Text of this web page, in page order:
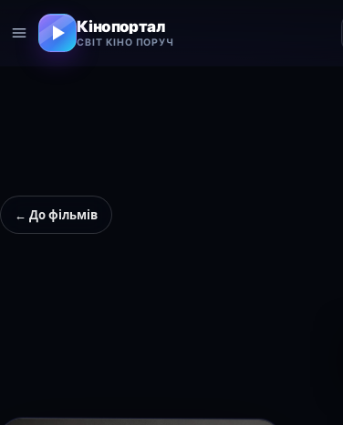
Кінопортал
СВІТ КІНО ПОРУЧ
← До фільмів